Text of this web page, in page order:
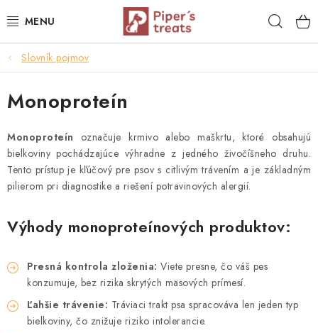
na
NAŠE SPRÁVY
PIPER'S NOVINKY
BARF PRE PSOV
BARF PRE MAČKY
VÝPREDAJ
ZNAČKY
Slovník pojmov
Monoproteín
Monoproteín označuje krmivo alebo maškrtu, ktoré obsahujú
bielkoviny pochádzajúce výhradne z jedného živočíšneho druhu.
Tento prístup je kľúčový pre psov s citlivým trávením a je základným
pilierom pri diagnostike a riešení potravinových alergií.
Výhody monoproteínových produktov:
Presná kontrola zloženia: Viete presne, čo váš pes
konzumuje, bez rizika skrytých mäsových prímesí.
Ľahšie trávenie: Tráviaci trakt psa spracováva len jeden typ
bielkoviny, čo znižuje riziko intolerancie.